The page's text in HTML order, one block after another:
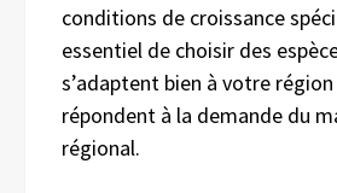
conditions de croissance
essentiel de choisir des
s’adaptent bien à votre
répondent à la demande du
régional.